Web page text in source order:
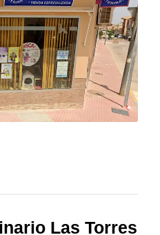
Las Torres